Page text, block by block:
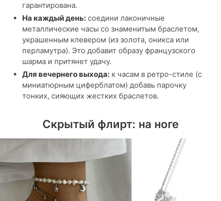
гарантирована.
На каждый день: соедини лаконичные
металлические часы со знаменитым браслетом,
украшенным клевером (из золота, оникса или
перламутра). Это добавит образу французского
шарма и притянет удачу.
Для вечернего выхода: к часам в ретро-стиле (с
миниатюрным циферблатом) добавь парочку
тонких, сияющих жестких браслетов.
Скрытый флирт: на ноге